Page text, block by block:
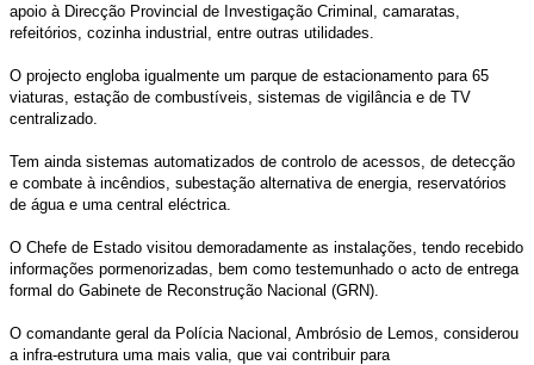
apoio à Direcção Provincial de Investigação Criminal, camaratas,
refeitórios, cozinha industrial, entre outras utilidades.
O projecto engloba igualmente um parque de estacionamento para 65
viaturas, estação de combustíveis, sistemas de vigilância e de TV
centralizado.
Tem ainda sistemas automatizados de controlo de acessos, de detecção
e combate à incêndios, subestação alternativa de energia, reservatórios
de água e uma central eléctrica.
O Chefe de Estado visitou demoradamente as instalações, tendo recebido
informações pormenorizadas, bem como testemunhado o acto de entrega
formal do Gabinete de Reconstrução Nacional (GRN).
O comandante geral da Polícia Nacional, Ambrósio de Lemos, considerou
a infra-estrutura uma mais valia, que vai contribuir para